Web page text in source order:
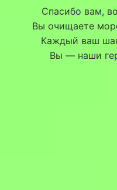
Спасибо вам,
Вы очищаете
Каждый ваш
Вы — наши